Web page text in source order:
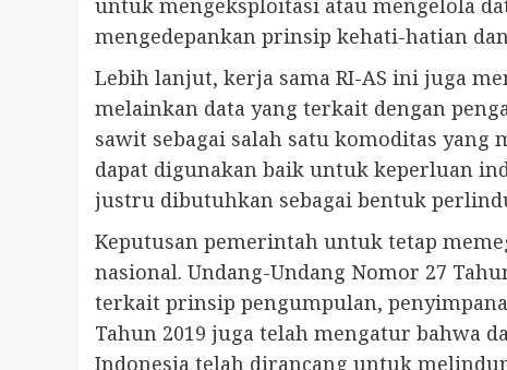
untuk mengeksploitasi atau mengelola
mengedepankan prinsip kehati-hatian
Lebih lanjut, kerja sama RI-AS ini juga
melainkan data yang terkait dengan
sawit sebagai salah satu komoditas
dapat digunakan baik untuk keperluan
justru dibutuhkan sebagai bentuk
Keputusan pemerintah untuk tetap
nasional. Undang-Undang Nomor 27
terkait prinsip pengumpulan,
Tahun 2019 juga telah mengatur bahwa
Indonesia telah dirancang untuk